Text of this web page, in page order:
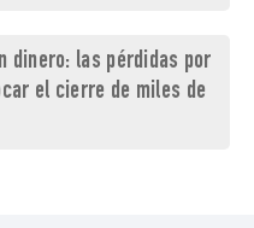
dinero: las pérdidas por
el cierre de miles de